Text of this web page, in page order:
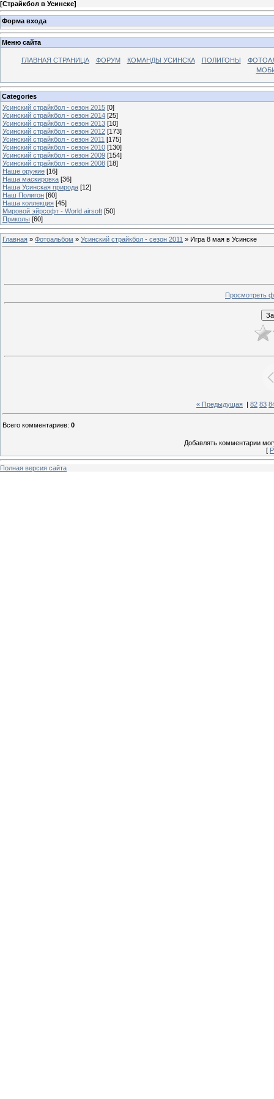
[Страйкбол в Усинске]
Форма входа
Меню сайта
ГЛАВНАЯ СТРАНИЦА ФОРУМ КОМАНДЫ УСИНСКА ПОЛИГОНЫ
Categories
Усинский страйкбол - сезон 2015 [0]
Усинский страйкбол - сезон 2014 [25]
Усинский страйкбол - сезон 2013 [10]
Усинский страйкбол - сезон 2012 [173]
Усинский страйкбол - сезон 2011 [175]
Усинский страйкбол - сезон 2010 [130]
Усинский страйкбол - сезон 2009 [154]
Усинский страйкбол - сезон 2008 [18]
Наше оружие [16]
Наша маскировка [36]
Наша Усинская природа [12]
Наш Полигон [60]
Наша коллекция [45]
Мировой эйрсофт - World airsoft [50]
Приколы [60]
Главная » Фотоальбом » Усинский страйкбол - сезон 2011 » Игра 8 мая в Усинске
Просмотреть
« Предыдущая 82 83
Всего комментариев: 0
Добавлять комментарии
[
Полная версия сайта